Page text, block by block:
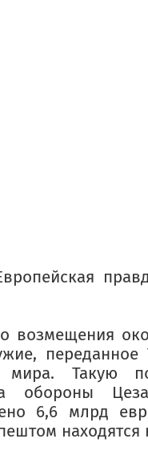
возмещения
переданное
мира. Такую
обороны
6,6 млрд
находятся